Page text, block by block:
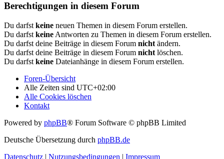
Berechtigungen in diesem Forum
Du darfst keine neuen Themen in diesem Forum erstellen.
Du darfst keine Antworten zu Themen in diesem Forum erstellen.
Du darfst deine Beiträge in diesem Forum nicht ändern.
Du darfst deine Beiträge in diesem Forum nicht löschen.
Du darfst keine Dateianhänge in diesem Forum erstellen.
Foren-Übersicht
Alle Zeiten sind UTC+02:00
Alle Cookies löschen
Kontakt
Powered by phpBB® Forum Software © phpBB Limited
Deutsche Übersetzung durch phpBB.de
Datenschutz | Nutzungsbedingungen | Impressum